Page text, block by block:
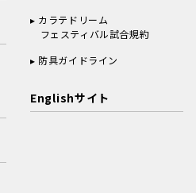
カラテドリーム
フェスティバル試合規約
防具ガイドライン
Englishサイト